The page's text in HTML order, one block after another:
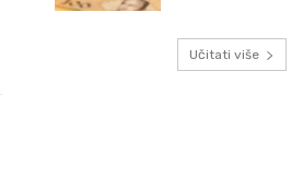
Učitati više